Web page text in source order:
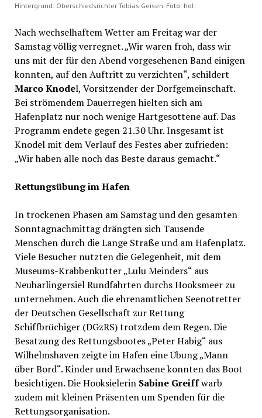
Hintergrund: Oberschiedsrichter Tobias Geisen. Foto: hol
Nach wechselhaftem Wetter am Freitag war der
Samstag völlig verregnet. „Wir waren froh, dass wir
uns mit der für den Abend vorgesehenen Band einigen
konnten, auf den Auftritt zu verzichten“, schildert
Marco Knodel, Vorsitzender der Dorfgemeinschaft.
Bei strömendem Dauerregen hielten sich am
Hafenplatz nur noch wenige Hartgesottene auf. Das
Programm endete gegen 21.30 Uhr. Insgesamt ist
Knodel mit dem Verlauf des Festes aber zufrieden:
„Wir haben alle noch das Beste daraus gemacht.“
Rettungsübung im Hafen
In trockenen Phasen am Samstag und den gesamten
Sonntagnachmittag drängten sich Tausende
Menschen durch die Lange Straße und am Hafenplatz.
Viele Besucher nutzten die Gelegenheit, mit dem
Museums-Krabbenkutter „Lulu Meinders“ aus
Neuharlingersiel Rundfahrten durchs Hooksmeer zu
unternehmen. Auch die ehrenamtlichen Seenotretter
der Deutschen Gesellschaft zur Rettung
Schiffbrüchiger (DGzRS) trotzdem dem Regen. Die
Besatzung des Rettungsbootes „Peter Habig“ aus
Wilhelmshaven zeigte im Hafen eine Übung „Mann
über Bord“. Kinder und Erwachsene konnten das Boot
besichtigen. Die HooksielerinSabine Greiffwarb
zudem mit kleinen Präsenten um Spenden für die
Rettungsorganisation.